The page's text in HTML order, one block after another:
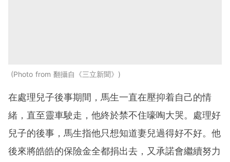
Photo from 翻攝自《三立新聞》
在處理兒子後事期間，馬生一直在壓抑着自己的情
緒，直至靈車駛走，他終於禁不住嚎啕大哭。處理好
兒子的後事，馬生指他只想知道妻兒過得好不好。他
後來將皓皓的保險金全都捐出去，又承諾會繼續努力